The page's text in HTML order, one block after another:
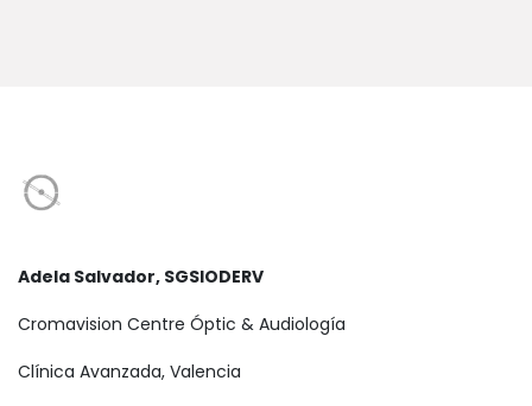
Adela Salvador, SGSIODERV
Cromavision Centre Óptic & Audiología
Clínica Avanzada, Valencia